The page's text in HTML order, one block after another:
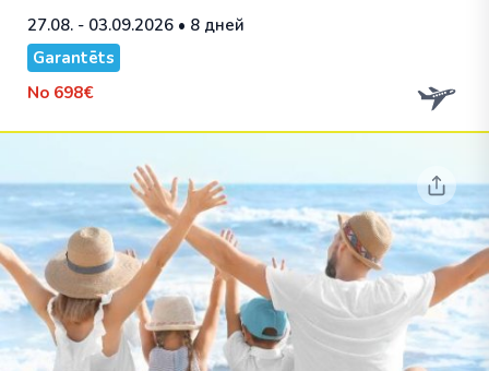
27.08. - 03.09.2026 • 8 дней
Garantēts
No 698€